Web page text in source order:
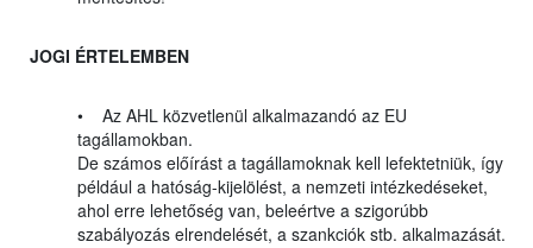
JOGI ÉRTELEMBEN
• Az AHL közvetlenül alkalmazandó az EU
tagállamokban.
De számos előírást a tagállamoknak kell lefektetniük, így
például a hatóság-kijelölést, a nemzeti intézkedéseket,
ahol erre lehetőség van, beleértve a szigorúbb
szabályozás elrendelését, a szankciók stb. alkalmazását.